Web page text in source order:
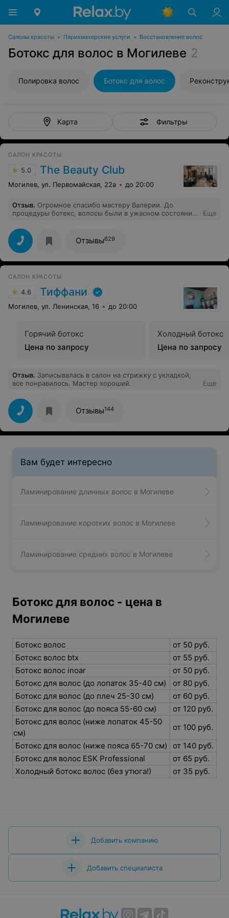
Салоны красоты • Парикмахерские услуги • Восстановление волос
Ботокс для волос в Могилеве 2
Полировка волос Ботокс для волос
Карта Фильтры
САЛОН КРАСОТЫ
5.0 The Beauty Club
Могилев, ул. Первомайская, 22а до 20:00
Отзыв. Огромное спасибо мастеру Валерии. До
процедуры ботекс, волосы были в ужасном состоянии,
процедуры сразу виден эффект, волосы гладкие
блестящие и послушные, не путаются при
ращёсывании. Очень рекомендую, качество на высшем
уровне!!!!
Еще
Отзывы629
САЛОН КРАСОТЫ
4.6 Тиффани
Могилев, ул. Ленинская, 16 до 20:00
Горячий ботокс
Цена по запросу
Холодный ботокс
Цена по запросу
Отзыв. Записывалась в салон на стрижку с укладкой,
все понравилось. Мастер хороший.
Еще
Отзывы144
Вам будет интересно
Ламинирование длинных волос в Могилеве
Ламинирование коротких волос в Могилеве
Ламинирование средних волос в Могилеве
Ботокс для волос - цена в
Могилеве
Ботокс волос
от 50 руб.
Ботокс волос btx
от 55 руб.
Ботокс волос inoar
от 50 руб.
Ботокс для волос (до лопаток 35-40 см)
от 80 руб.
Ботокс для волос (до плеч 25-30 см)
от 60 руб.
Ботокс для волос (до пояса 55-60 см)
от 120 руб.
Ботокс для волос (ниже лопаток 45-50
см)
от 100 руб.
Ботокс для волос (ниже пояса 65-70 см)
от 140 руб.
Ботокс для волос ESK Professional
от 65 руб.
Холодный ботокс волос (без утюга!)
от 35 руб.
Добавить компанию
Добавить специалиста